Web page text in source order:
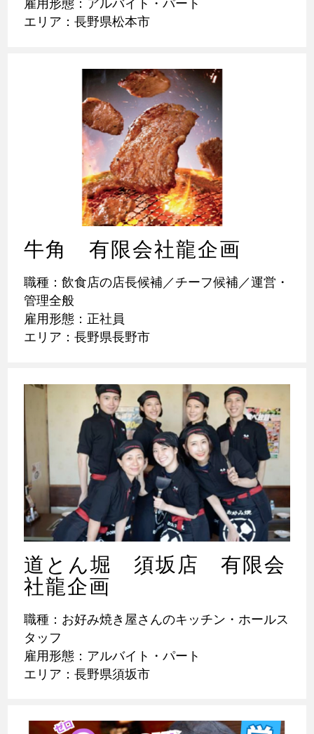
雇用形態：アルバイト・パート
エリア：長野県松本市
牛角 有限会社龍企画
職種：飲食店の店長候補／チーフ候補／運営・
管理全般
雇用形態：正社員
エリア：長野県長野市
道とん堀 須坂店 有限会
社龍企画
職種：お好み焼き屋さんのキッチン・ホールス
タッフ
雇用形態：アルバイト・パート
エリア：長野県須坂市